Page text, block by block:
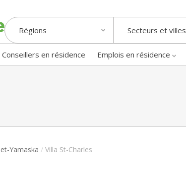
Régions Secteurs et villes
Conseillers en résidence Emplois en résidence
Yamaska / Villa St-Charles